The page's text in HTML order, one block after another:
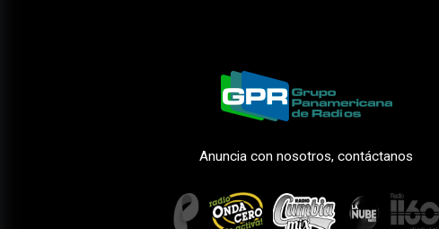
Anuncia con nosotros, contáctanos